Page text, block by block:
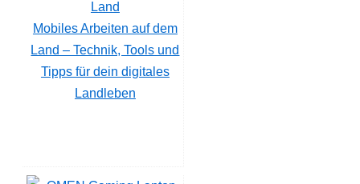
Mobiles Arbeiten auf dem
Land – Technik, Tools und
Tipps für dein digitales
Landleben